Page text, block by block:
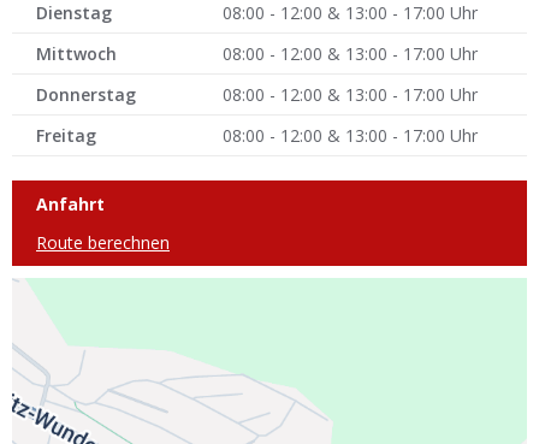
Dienstag
08:00 - 12:00 & 13:00 - 17:00 Uhr
Mittwoch
08:00 - 12:00 & 13:00 - 17:00 Uhr
Donnerstag
08:00 - 12:00 & 13:00 - 17:00 Uhr
Freitag
08:00 - 12:00 & 13:00 - 17:00 Uhr
Anfahrt
Route berechnen